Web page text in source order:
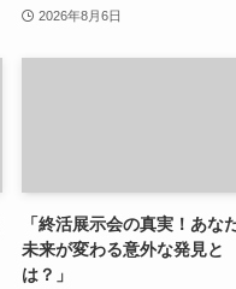
2026年8月6日
「終活展示会の真実！あな
未来が変わる意外な発見と
は？」